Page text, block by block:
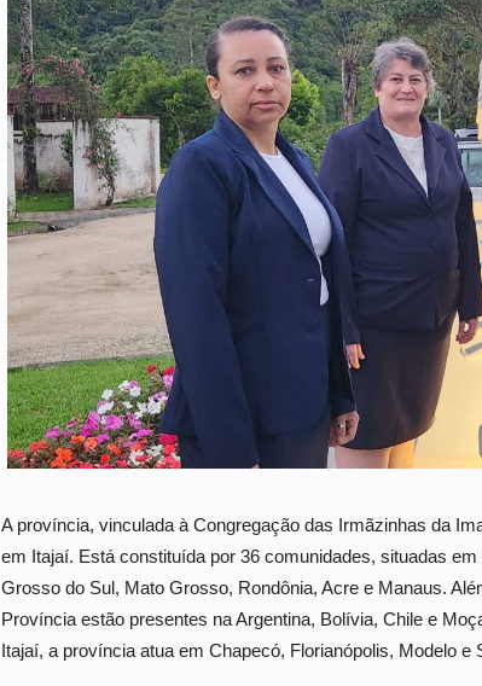
A província, vinculada à Congregação das Irmãzinhas da
em Itajaí. Está constituída por 36 comunidades, situadas
Grosso do Sul, Mato Grosso, Rondônia, Acre e Manaus.
Província estão presentes na Argentina, Bolívia, Chile e
Itajaí, a província atua em Chapecó, Florianópolis, Modelo e